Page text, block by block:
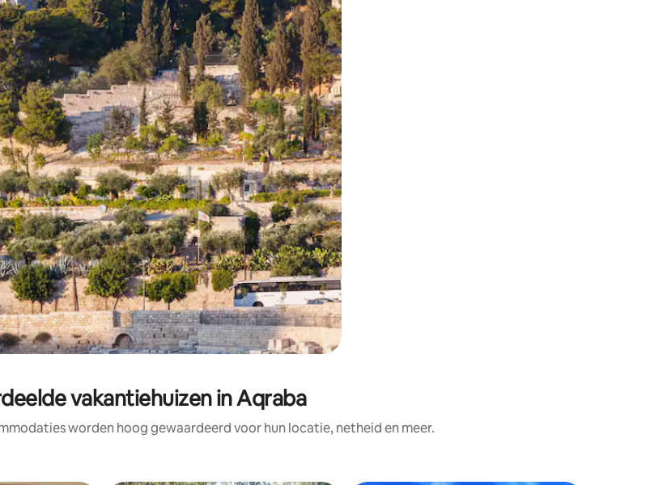
de pijltjestoetsen omhoog en omlaag, óf door te tikken of swipen.
vakantiehuizen in Aqraba
worden hoog gewaardeerd voor hun locatie, netheid en meer.